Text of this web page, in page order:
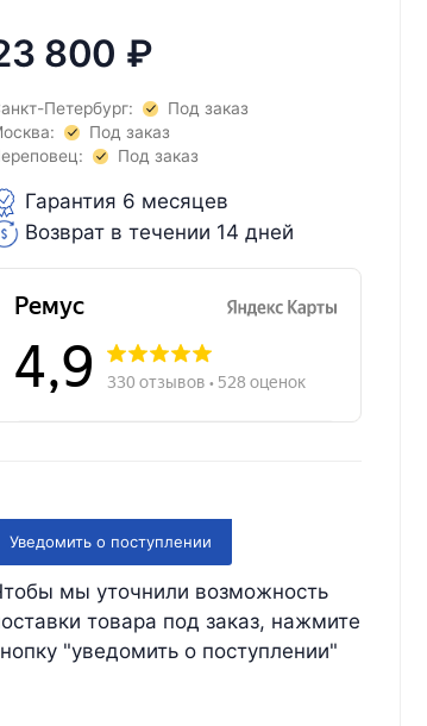
800 ₽
Петербург:
Под заказ
Под заказ
Под заказ
Гарантия 6 месяцев
Возврат в течении 14 дней
Уведомить о поступлении
мы уточнили возможность
товара под заказ, нажмите
"уведомить о поступлении"